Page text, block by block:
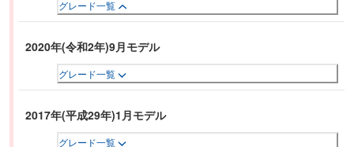
グレード一覧
2020年(令和2年)9月モデル
グレード一覧
2017年(平成29年)1月モデル
グレード一覧